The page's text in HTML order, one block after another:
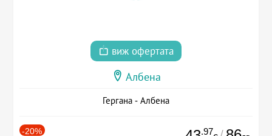
виж офертата
Албена
Гергана - Албена
-20% .97